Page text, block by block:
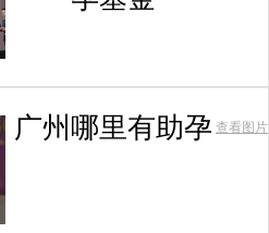
广州哪里有助孕 查看图片